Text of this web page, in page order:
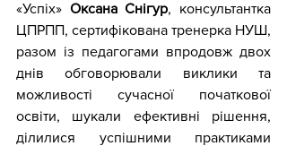
«Успіх» Оксана Снігур, консультантка
ЦПРПП, сертифікована тренерка НУШ,
разом із педагогами впродовж двох
днів обговорювали виклики та
можливості сучасної початкової
освіти, шукали ефективні рішення,
ділилися успішними практиками